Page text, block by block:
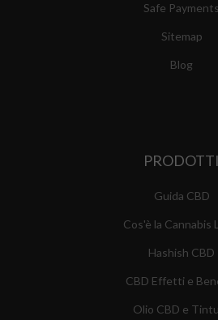
Safe Payments
Sitemap
Blog
PRODOTTI
Guida CBD
Cos'è la Cannabis
Hashish CBD
CBD Effetti e
Olio CBD e